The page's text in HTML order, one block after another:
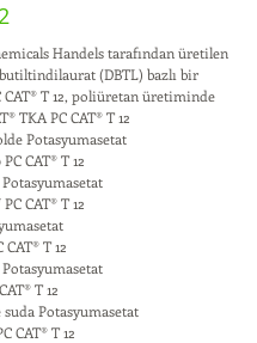
Handels tarafından üretilen
(DBTL) bazlı bir
T 12, poliüretan üretiminde
TKA PC CAT® T 12
Potasyumasetat
CAT® T 12
CAT® T 12
CAT® T 12
T 12
Potasyumasetat
CAT® T 12